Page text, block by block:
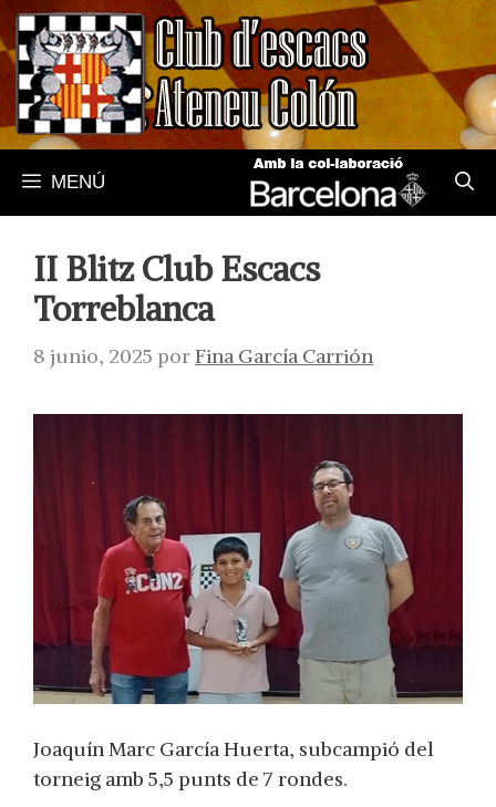
Saltar
al
contenido
MENÚ
II Blitz Club Escacs
Torreblanca
8 junio, 2025 porFina García Carrión
Joaquín Marc García Huerta, subcampió del
torneig amb 5,5 punts de 7 rondes.